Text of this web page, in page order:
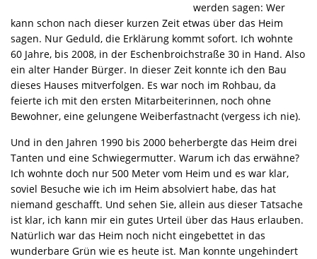
werden sagen: Wer
kann schon nach dieser kurzen Zeit etwas über das Heim
sagen. Nur Geduld, die Erklärung kommt sofort. Ich wohnte
60 Jahre, bis 2008, in der Eschenbroichstraße 30 in Hand. Also
ein alter Hander Bürger. In dieser Zeit konnte ich den Bau
dieses Hauses mitverfolgen. Es war noch im Rohbau, da
feierte ich mit den ersten Mitarbeiterinnen, noch ohne
Bewohner, eine gelungene Weiberfastnacht (vergess ich nie).
Und in den Jahren 1990 bis 2000 beherbergte das Heim drei
Tanten und eine Schwiegermutter. Warum ich das erwähne?
Ich wohnte doch nur 500 Meter vom Heim und es war klar,
soviel Besuche wie ich im Heim absolviert habe, das hat
niemand geschafft. Und sehen Sie, allein aus dieser Tatsache
ist klar, ich kann mir ein gutes Urteil über das Haus erlauben.
Natürlich war das Heim noch nicht eingebettet in das
wunderbare Grün wie es heute ist. Man konnte ungehindert